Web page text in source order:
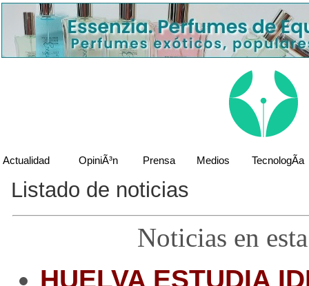
Actualidad OpiniÃ³n Prensa Medios TecnologÃ­a
Listado de noticias
Noticias en
HUELVA ESTUDIA